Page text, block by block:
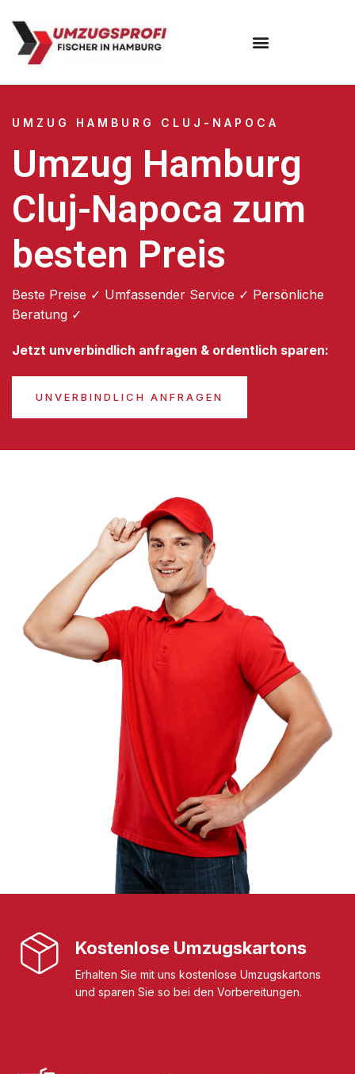
UMZUG HAMBURG CLUJ-NAPOCA
Umzug Hamburg
Cluj-Napoca zum
besten Preis
Beste Preise ✓ Umfassender Service ✓ Persönliche
Beratung ✓
Jetzt unverbindlich anfragen & ordentlich sparen:
UNVERBINDLICH ANFRAGEN
Kostenlose Umzugskartons
Erhalten Sie mit uns kostenlose Umzugskartons
und sparen Sie so bei den Vorbereitungen.